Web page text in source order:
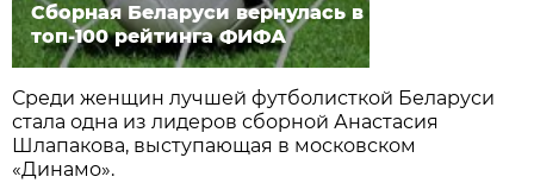
Сборная Беларуси вернулась в
топ-100 рейтинга ФИФА
Среди женщин лучшей футболисткой Беларуси
стала одна из лидеров сборной Анастасия
Шлапакова, выступающая в московском
«Динамо».